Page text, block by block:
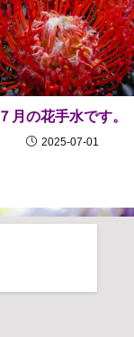
７月の花手水です。
2025-07-01